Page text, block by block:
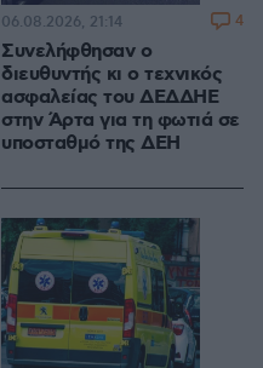
Συνελήφθησαν ο
διευθυντής κι ο τεχνικός
ασφαλείας του ΔΕΔΔΗΕ
στην Άρτα για τη φωτιά σε
υποσταθμό της ΔΕΗ
06.08.2026, 21:14 4